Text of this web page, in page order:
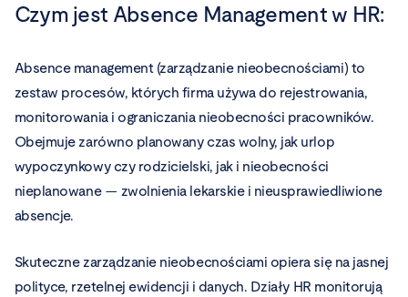
Czym jest Absence Managementw HR:
Absence management (zarządzanie nieobecnościami) to
zestaw procesów, których firma używa do rejestrowania,
monitorowania i ograniczania nieobecności pracowników.
Obejmuje zarówno planowany czas wolny, jak urlop
wypoczynkowy czy rodzicielski, jak i nieobecności
nieplanowane — zwolnienia lekarskie i nieusprawiedliwione
absencje.
Skuteczne zarządzanie nieobecnościami opiera się na jasnej
polityce, rzetelnej ewidencji i danych. Działy HR monitorują